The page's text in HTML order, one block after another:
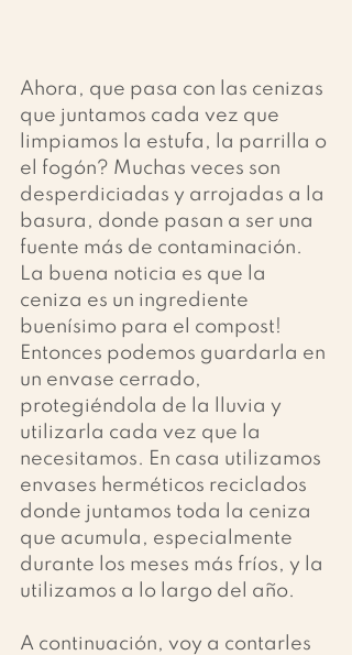
Ahora, que pasa con las cenizas
que juntamos cada vez que
limpiamos la estufa, la parrilla o
el fogón? Muchas veces son
desperdiciadas y arrojadas a la
basura, donde pasan a ser una
fuente más de contaminación.
La buena noticia es que la
ceniza es un ingrediente
buenísimo para el compost!
Entonces podemos guardarla en
un envase cerrado,
protegiéndola de la lluvia y
utilizarla cada vez que la
necesitamos. En casa utilizamos
envases herméticos reciclados
donde juntamos toda la ceniza
que acumula, especialmente
durante los meses más fríos, y la
utilizamos a lo largo del año.
A continuación, voy a contarles